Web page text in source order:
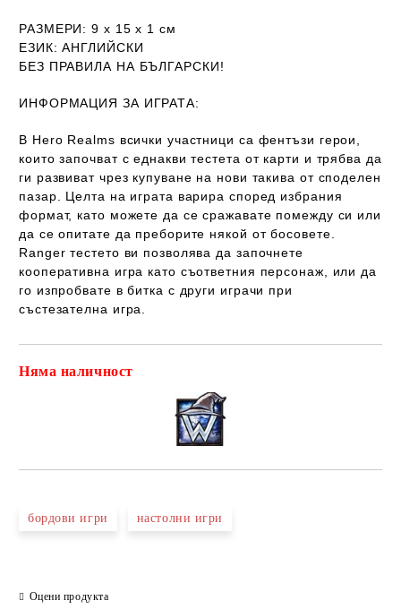
РАЗМЕРИ: 9 х 15 х 1см
ЕЗИК: АНГЛИЙСКИ
БЕЗ ПРАВИЛА НА БЪЛГАРСКИ!
ИНФОРМАЦИЯ ЗА ИГРАТА:
В Hero Realms всички участници са фентъзи герои,
които започват с еднакви тестета от карти и трябва да
ги развиват чрез купуване на нови такива от споделен
пазар. Целта на играта варира според избрания
формат, като можете да се сражавате помежду си или
да се опитате да преборите някой от босовете.
Ranger тестето ви позволява да започнете
кооперативна игра като съответния персонаж, или да
го изпробвате в битка с други играчи при
състезателна игра.
Няма наличност
бордови игри настолни игри
Оцени продукта